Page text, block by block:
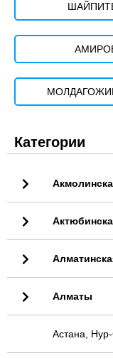
Категории
Алматы
Астана,